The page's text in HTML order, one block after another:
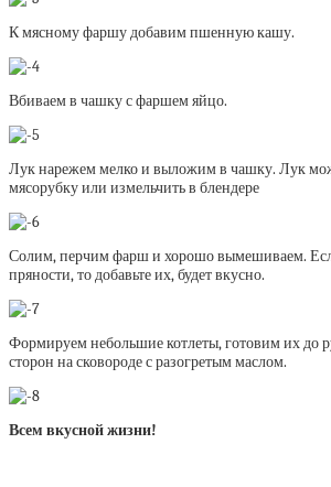
К мясному фаршу добавим пшенную кашу.
Вбиваем в чашку с фаршем яйцо.
Лук нарежем мелко и выложим в чашку. Лук
мясорубку или измельчить в блендере
Солим, перчим фарш и хорошо вымешиваем.
пряности, то добавьте их, будет вкусно.
Формируем небольшие котлеты, готовим их до
сторон на сковороде с разогретым маслом.
Всем вкусной жизни!